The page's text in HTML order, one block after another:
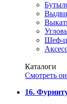
Шеф-
Каталоги
Смотреть
16.